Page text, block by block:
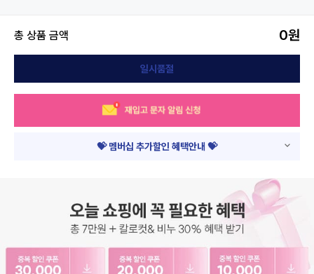
총 상품 금액 0원
일시품절
💝 멤버십 추가할인 혜택안내 💝